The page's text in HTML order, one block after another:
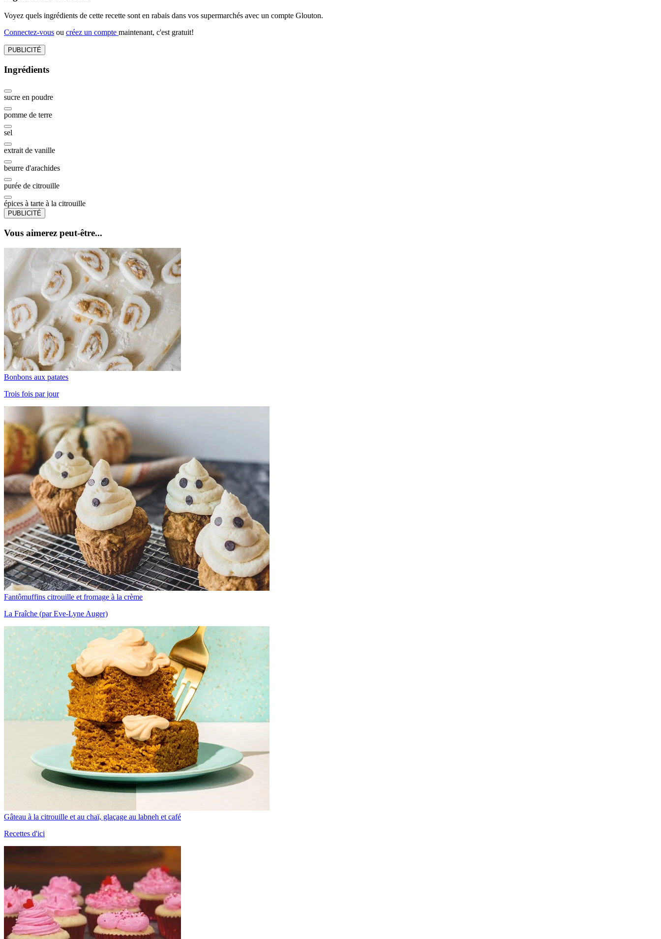
Voyez quels ingrédients de cette recette sont en rabais dans vos supermarchés avec un compte Glouton.
Connectez-vous ou créez un compte maintenant, c'est gratuit!
PUBLICITÉ
Ingrédients
sucre en poudre
pomme de terre
sel
extrait de vanille
beurre d'arachides
purée de citrouille
épices à tarte à la citrouille
PUBLICITÉ
Vous aimerez peut-être...
Bonbons aux patates
Trois fois par jour
Fantômuffins citrouille et fromage à la crème
La Fraîche (par Eve-Lyne Auger)
Gâteau à la citrouille et au chaï, glaçage au labneh et café
Recettes d'ici